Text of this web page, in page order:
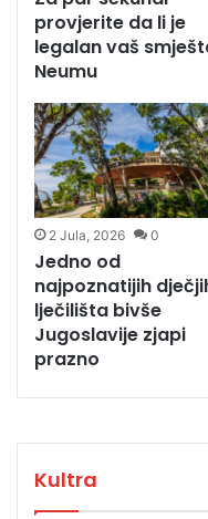
provjerite da li je
legalan vaš
Neumu
2 Jula, 2026 0
Jedno od
najpoznatijih
lječilišta bivše
Jugoslavije zjapi
prazno
Kultra